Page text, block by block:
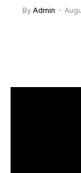
By Admin